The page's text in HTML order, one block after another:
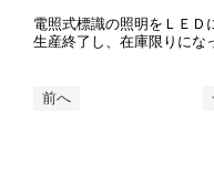
電照式標識の照明をＬＥＤ
生産終了し、在庫限りにな
前へ